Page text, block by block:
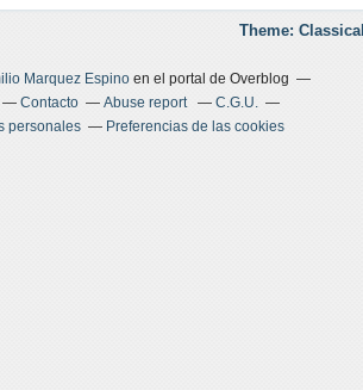
Theme:
Marquez Espinoen el portal de Overblog
Contacto Abuse report
C.G.U.
personales
Preferencias de las cookies